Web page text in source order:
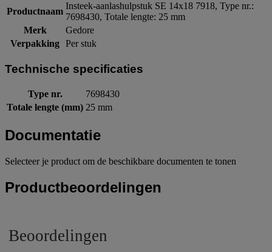
Productnaam
Insteek-aanlashulpstuk SE 14x18 7918, Type nr.:
7698430, Totale lengte: 25 mm
Merk
Gedore
Verpakking Per stuk
Technische specificaties
Type nr.
7698430
Totale lengte (mm) 25 mm
Documentatie
Selecteer je product om de beschikbare documenten te tonen
Productbeoordelingen